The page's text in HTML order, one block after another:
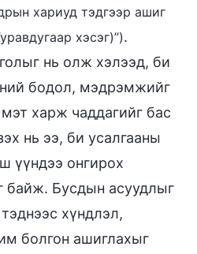
хариуд тэдгээр ашиг
хэсэг)”).
нь олж хэлээд, би
бодол, мэдрэмжийг
харж чаддагийг бас
нь ээ, би усалгааны
үүндээ онгирох
байж. Бусдын асуудлыг
хүндлэл,
болгон ашиглахыг